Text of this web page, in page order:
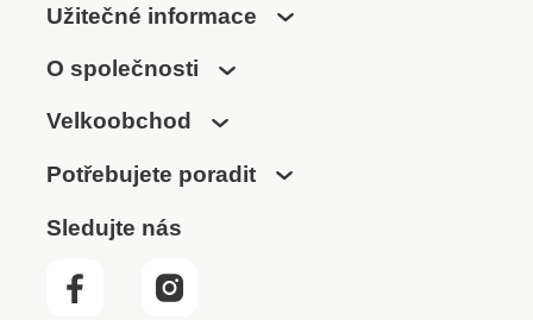
Užitečné informace
O společnosti
Velkoobchod
Potřebujete poradit
Sledujte nás